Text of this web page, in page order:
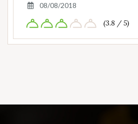
08/08/2018
(3.8 / 5)